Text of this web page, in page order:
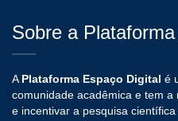
Sobre a Plataforma
APlataforma Espaço Digital é
comunidade acadêmica e tem
e incentivar a pesquisa